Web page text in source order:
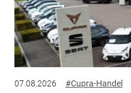
07.08.2026 #Cupra-Handel